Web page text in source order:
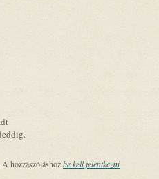
Mulatók tartalommal kapcsolatosan
A hozzászóláshozbe kell jelentkezni